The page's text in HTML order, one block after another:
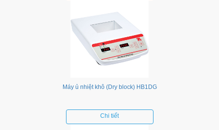
Máy ủ nhiệt khô (Dry block) HB1DG
Chi tiết